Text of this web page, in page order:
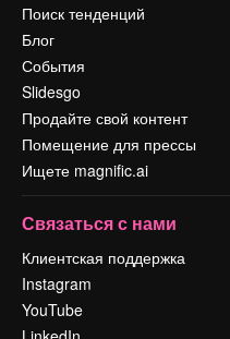
Поиск тенденций
Блог
События
Slidesgo
Продайте свой контент
Помещение для прессы
Ищете magnific.ai
Связаться с нами
Клиентская поддержка
Instagram
YouTube